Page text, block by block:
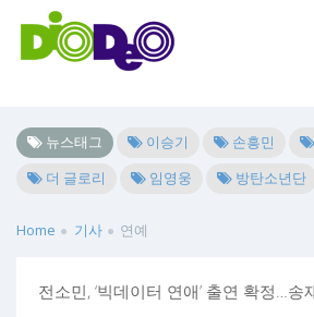
뉴스태그 이승기 손흥민
더 글로리
임영웅 방탄소년단
Home 기사 연예
전소민, ‘빅데이터 연애’ 출연 확정…송